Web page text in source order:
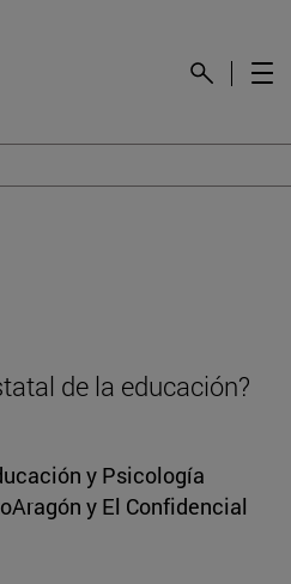
de la educación?
y Psicología
y El Confidencial